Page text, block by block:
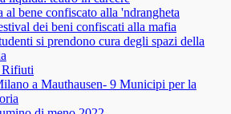
al bene confiscato alla 'ndrangheta
dei beni confiscati alla mafia
si prendono cura degli spazi della
Rifiuti
a Mauthausen- 9 Municipi per la